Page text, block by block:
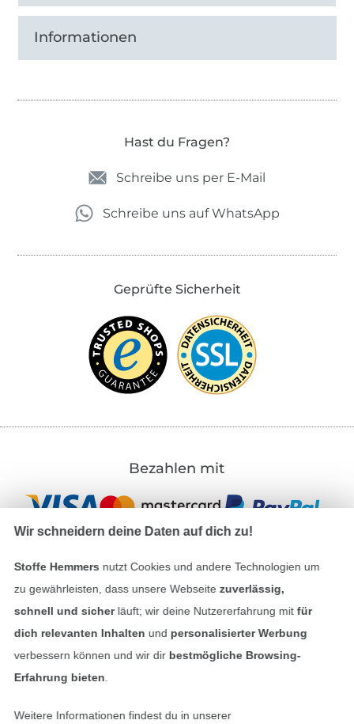
Informationen
Hast du Fragen?
Schreibe uns per E-Mail
Schreibe uns auf WhatsApp
Geprüfte Sicherheit
Bezahlen mit
Unsere Versandpartner
In den deutschen Shop wechseln (aktuell
Wir schneidern deine Daten auf dich zu!
Stoffe Hemmers nutzt Cookies und andere Technologien um
zu gewährleisten, dass unsere Webseite zuverlässig,
schnell und sicherläuft; wir deine Nutzererfahrung mitfür
dich relevanten Inhalten und personalisierter Werbung
verbessern können und wir dir bestmögliche Browsing-
Erfahrung bieten
Weitere Informationen findest du in unserer